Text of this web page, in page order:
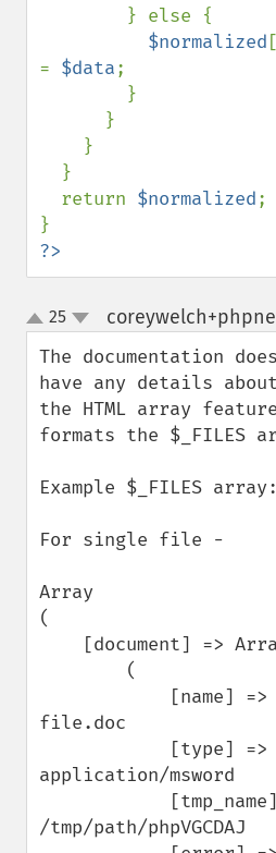
$normalized [
= $data;
  return
$normalized;
?>
up
down
25
The documentation
have any details
the HTML array feature
formats the $_FILES
Example $_FILES array:
For single file -
Array
(
file.doc
application/msword
/tmp/path/phpVGCDAJ